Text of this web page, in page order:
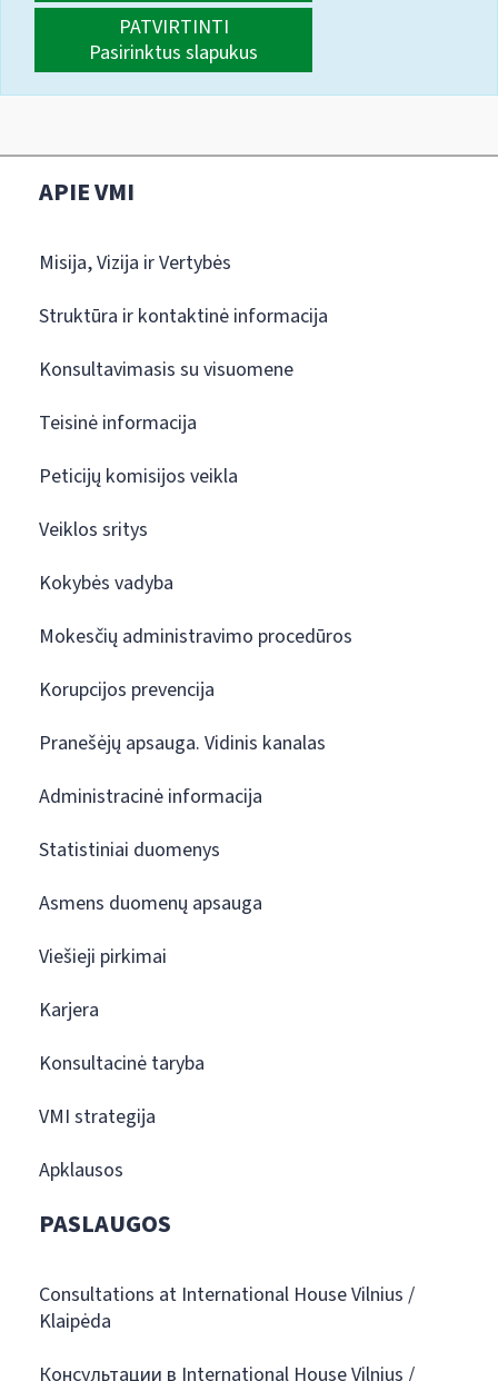
PATVIRTINTI
Pasirinktus slapukus
APIE VMI
Misija, Vizija ir Vertybės
Struktūra ir kontaktinė informacija
Konsultavimasis su visuomene
Teisinė informacija
Peticijų komisijos veikla
Veiklos sritys
Kokybės vadyba
Mokesčių administravimo procedūros
Korupcijos prevencija
Pranešėjų apsauga. Vidinis kanalas
Administracinė informacija
Statistiniai duomenys
Asmens duomenų apsauga
Viešieji pirkimai
Karjera
Konsultacinė taryba
VMI strategija
Apklausos
PASLAUGOS
Consultations at International House Vilnius /
Klaipėda
Консультации в International House Vilnius /